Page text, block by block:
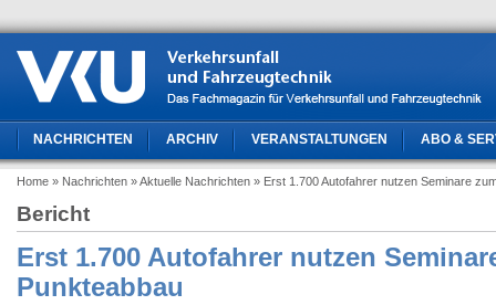
NACHRICHTEN ARCHIV VERANSTALTUNGEN ABO &
Home » Nachrichten » Aktuelle Nachrichten » Erst 1.700 Autofahrer nutzen Seminare
Bericht
Erst 1.700 Autofahrer nutzen
Punkteabbau